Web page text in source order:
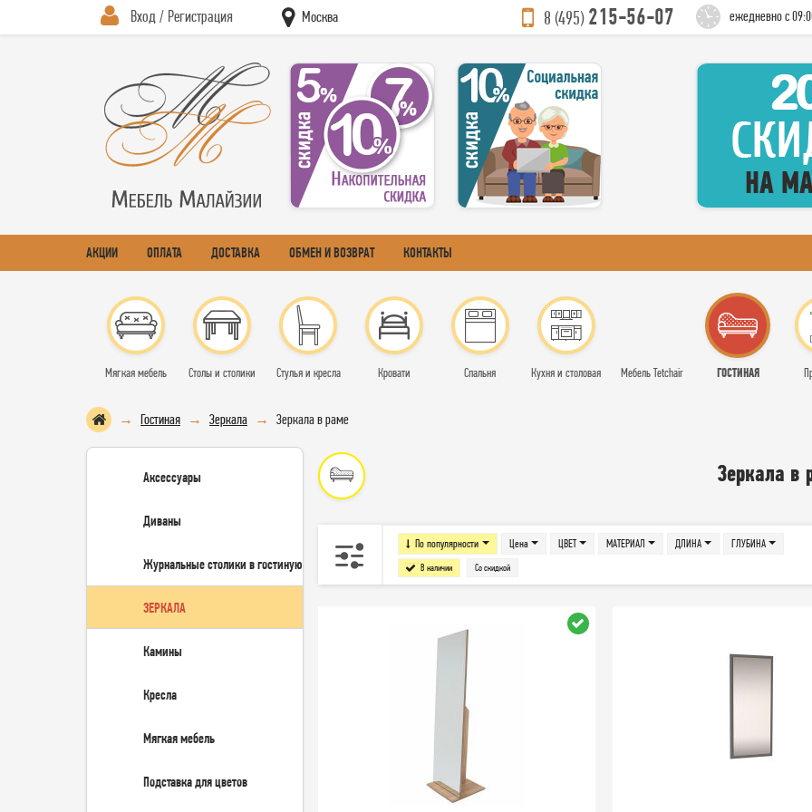
Вход / Регистрация Москва 8 (495)215-56-07 ежедневно с
АКЦИИ ОПЛАТА ДОСТАВКА ОБМЕН И ВОЗВРАТ КОНТАКТЫ
Мягкая мебель Столы и столики Стулья и кресла Кровати Спальня Кухня и столовая Мебель Tetchair ГОСТИНАЯ
Гостиная Зеркала Зеркала в раме
Аксессуары
Диваны
Журнальные столики в гостиную
ЗЕРКАЛА
Камины
Кресла
Мягкая мебель
Подставка для цветов
Зеркала в
По популярности Цена
В наличии Со скидкой
ЦВЕТ МАТЕРИАЛ ДЛИНА ГЛУБИНА